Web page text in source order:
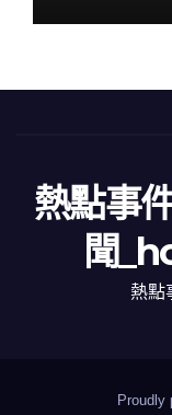
熱點事
聞
熱點
Proudly